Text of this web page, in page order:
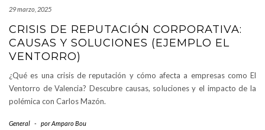
29 marzo, 2025
CRISIS DE REPUTACIÓN CORPORATIVA:
CAUSAS Y SOLUCIONES (EJEMPLO EL
VENTORRO)
¿Qué es una crisis de reputación y cómo afecta a empresas como El
Ventorro de Valencia? Descubre causas, soluciones y el impacto de la
polémica con Carlos Mazón.
General - porAmparo Bou